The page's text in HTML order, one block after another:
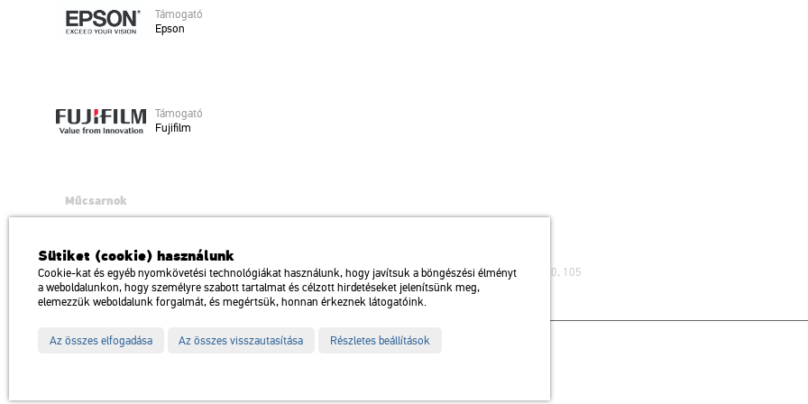
Tá­mo­ga­tó
Epson
Tá­mo­ga­tó
Fu­ji­film
Műcsarnok
1146 Budapest, Dózsa György út 37.
Megközelíthető: Millenniumi Földalatti Vasút – Hősök tere megálló Trolibusz: 75, 79 / Autóbusz: 20, 30, 105
Impresszum Sitemap Adatvédelem
Sütiket (cookie) használunk
Cookie-kat és egyéb nyomkövetési technológiákat használunk, hogy javítsuk a böngészési élményt
a weboldalunkon, hogy személyre szabott tartalmat és célzott hirdetéseket jelenítsünk meg,
elemezzük weboldalunk forgalmát, és megértsük, honnan érkeznek látogatóink.
Az összes elfogadása Az összes visszautasítása Részletes beállítások